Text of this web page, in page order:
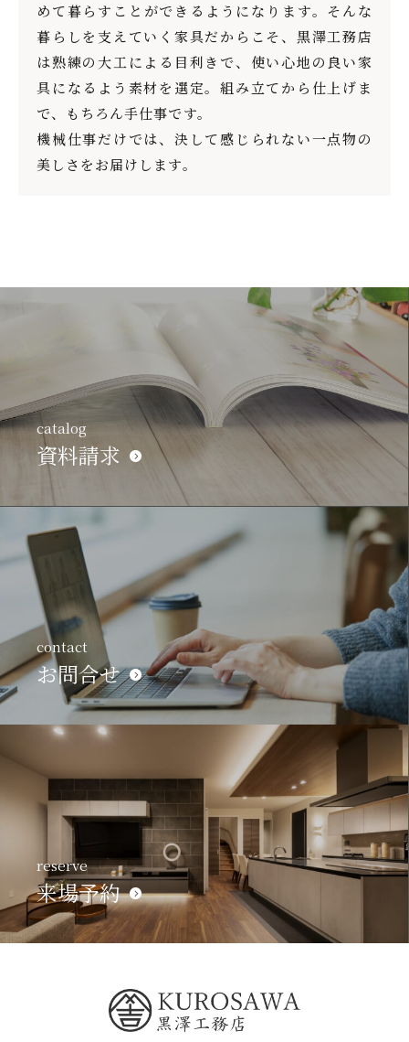
めて暮らすことができるようになります。そんな
暮らしを支えていく家具だからこそ、黒澤工務店
は熟練の大工による目利きで、使い心地の良い家
具になるよう素材を選定。組み立てから仕上げま
で、もちろん手仕事です。
機械仕事だけでは、決して感じられない一点物の
美しさをお届けします。
catalog
資料請求
contact
お問合せ
reserve
来場予約